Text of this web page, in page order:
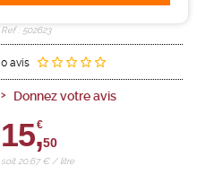
Ref : 502623
0 avis
Donnez votre avis
15,
€
50
soit 20,67 € / litre